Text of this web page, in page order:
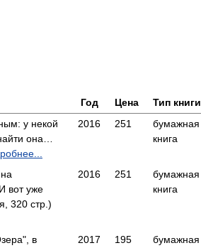
Год Цена
Тип книги
у некой
она…
2016 251
бумажная
книга
вот уже
320 стр.)
2016 251
бумажная
книга
в
2017 195
бумажная